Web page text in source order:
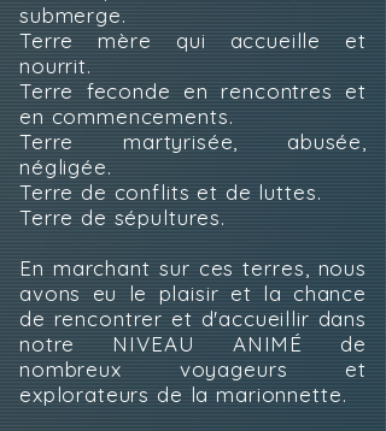
submerge.
Terre mère qui accueille et
nourrit.
Terre feconde en rencontres et
en commencements.
Terre martyrisée, abusée,
négligée.
Terre de conflits et de luttes.
Terre de sépultures.
En marchant sur ces terres, nous
avons eu le plaisir et la chance
de rencontrer et d'accueillir dans
notre NIVEAU ANIMÉ de
nombreux voyageurs et
explorateurs de la marionnette.